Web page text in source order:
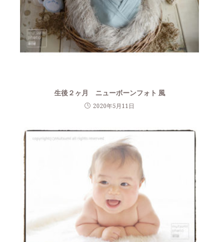
生後２ヶ月 ニューボーンフォト 風
2020年5月11日